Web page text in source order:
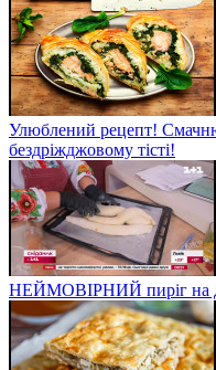
Улюблений рецепт!
бездріжджовому тісті!
НЕЙМОВІРНИЙ пиріг на